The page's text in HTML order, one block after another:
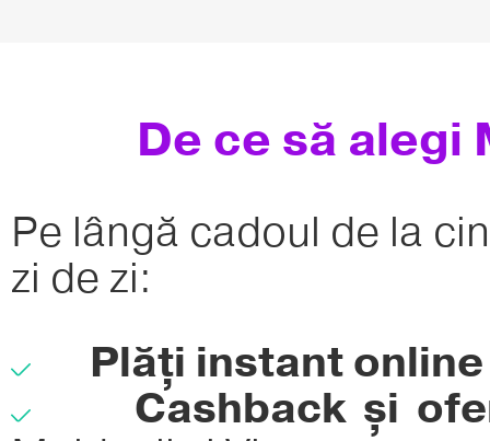
De ce să alegi
Pe lângă cadoul de la
zi de zi:
Plăți instant
Cashback și